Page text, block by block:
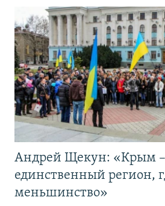
Андрей Щекун: «Крым –
единственный регион,
меньшинство»